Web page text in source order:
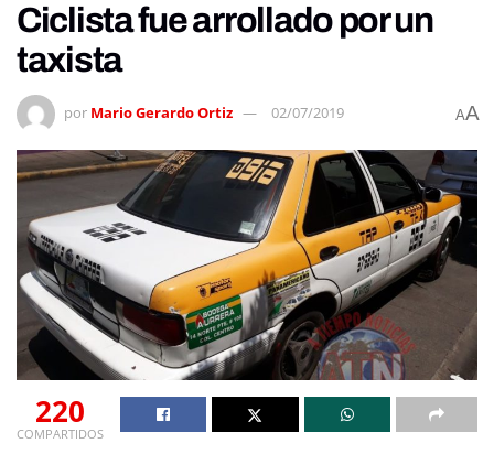
Ciclista fue arrollado por un
taxista
por Mario Gerardo Ortiz 02/07/2019 AA
220
COMPARTIDOS